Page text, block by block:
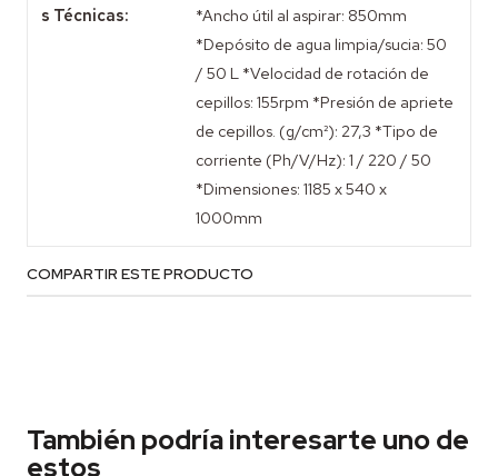
s Técnicas:
*Ancho útil al aspirar: 850mm
*Depósito de agua limpia/sucia: 50
/ 50 L *Velocidad de rotación de
cepillos: 155rpm *Presión de apriete
de cepillos. (g/cm²): 27,3 *Tipo de
corriente (Ph/V/Hz): 1 / 220 / 50
*Dimensiones: 1185 x 540 x
1000mm
COMPARTIR ESTE PRODUCTO
También podría interesarte uno de
estos